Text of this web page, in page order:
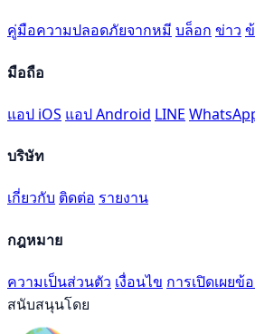
คู่มือความปลอดภัยจากหมี บล็อก ข่าว
มือถือ
แอป iOS แอป Android LINE
บริษัท
เกี่ยวกับ ติดต่อ รายงาน
กฎหมาย
ความเป็นส่วนตัว เงื่อนไข การเปิดเผย
สนับสนุนโดย